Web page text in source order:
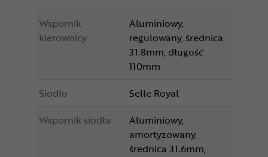
Wspornik
kierownicy
Aluminiowy,
regulowany, średnica
31.8mm, długość
110mm
Siodło
Selle Royal
Wspornik siodła
Aluminiowy,
amortyzowany,
średnica 31.6mm,